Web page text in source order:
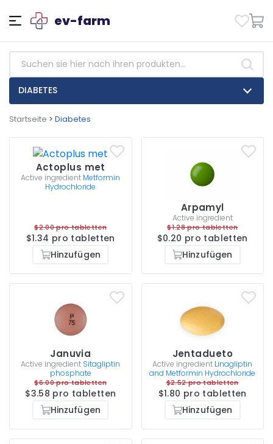
ev-farm
DIABETES
Startseite > Diabetes
Actoplus met
Active ingredient Metformin
Hydrochloride
$2.00 pro tabletten
$1.34 pro tabletten
Hinzufügen
Arpamyl
Active ingredient
$1.28 pro tabletten
$0.20 pro tabletten
Hinzufügen
Januvia
Active ingredient Sitagliptin
phosphate
$6.00 pro tabletten
$3.58 pro tabletten
Hinzufügen
Jentadueto
Active ingredient Linagliptin
and Metformin Hydrochloride
$2.52 pro tabletten
$1.80 pro tabletten
Hinzufügen